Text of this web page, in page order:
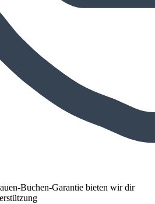
Buchen-Garantie bieten wir dir